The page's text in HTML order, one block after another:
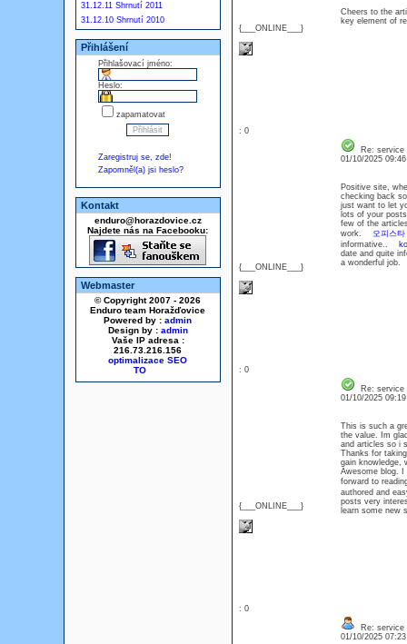
31.12.11 Shrnutí 2011
31.12.10 Shrnutí 2010
Přihlášení
Přihlašovací jméno:
Heslo:
zapamatovat
Zaregistruj se, zde!
Zapomněl(a) jsi heslo?
Kontakt
enduro@horazdovice.cz
Najdete nás na Facebooku:
Webmaster
© Copyright 2007 - 2026
Enduro team Horažďovice
Powered by : admin
Design by : admin
Vaše IP adresa :
216.73.216.156
optimalizace SEO
{___ONLINE___}
Cheers to the
key element of
: 0
{___ONLINE___}
Re: service
01/10/2025
Positive site,
checking back
just want to let
lots of your
few of the
work.
오피스타
informative..
date and quite
a wonderful
: 0
{___ONLINE___}
Re: service
01/10/2025
This is such a
the value. Im
and articles so i
Thanks for
gain knowledge,
Awesome blog. I
forward to
authored and
posts very
learn some
: 0
Re: service
01/10/2025